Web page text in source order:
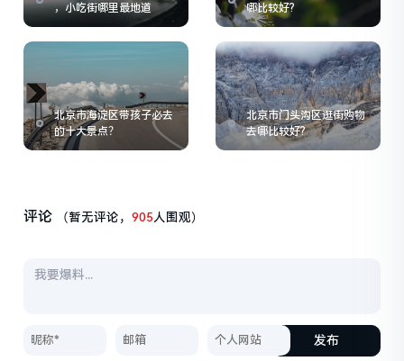
，小吃街哪里最地道
哪比较好?
北京市海淀区带孩子必去
的十大景点？
北京市门头沟区逛街购物
去哪比较好?
评论 （暂无评论，905人围观）
发布